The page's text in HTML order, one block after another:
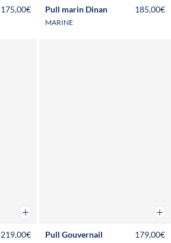
175,00€ Pull marin Dinan
MARINE
185,00€
Ajouter au panier
219,00€ Pull Gouvernail 179,00€